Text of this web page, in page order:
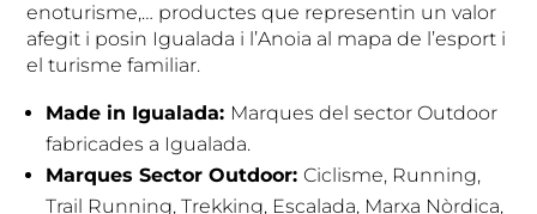
enoturisme,… productes que representin un valor
afegit i posin Igualada i l’Anoia al mapa de l’esport i
el turisme familiar.
Made in Igualada: Marques del sector Outdoor
fabricades a Igualada.
Marques Sector Outdoor:Ciclisme, Running,
Trail Running, Trekking, Escalada, Marxa Nòrdica,